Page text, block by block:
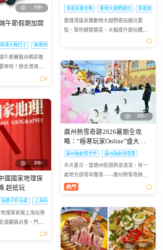
清遠長隆攻略 動物大越野避坑 清遠旅遊攻略
整理清遠長隆動物大越野遊玩避坑要
點，幫你避開雷區，大幅提升遊玩體
瀏覽9
午節假期加開
澳大橋巴士 港澳快線夜班車票
午節賽龍舟精彩連
來啦！想去港澳兩
激情？「港澳快
1
瀏覽11
廣州熱雪奇跡2026暑期全攻
略：“極寒玩家Online”盛大啟
幕，-6℃解鎖最酷夏天
廣州融創雪世界 廣州融創滑雪票
炎炎夏日，當廣州街頭熱浪滾滾，有一
處地方卻常年飄雪——廣州熱雪奇跡
（原廣州融創雪世界）正以-4℃至-6℃的
瀏覽4
國國家地理探
超抵玩
海親子好去處 上海科普展
理探索展上海站預
滬觀展必看，門票
1
瀏覽8